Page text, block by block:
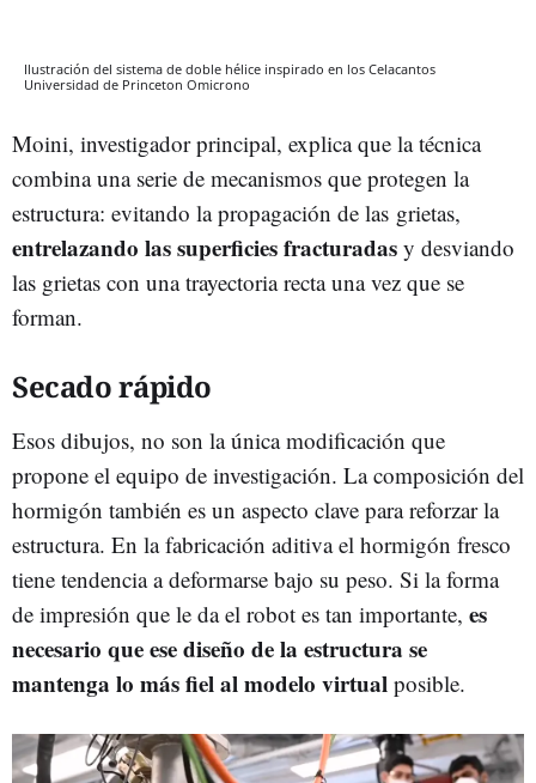
Ilustración del sistema de doble hélice inspirado en los Celacantos
Universidad de Princeton Omicrono
Moini, investigador principal, explica que la técnica
combina una serie de mecanismos que protegen la
estructura: evitando la propagación de las grietas,
entrelazando las superficies fracturadas y desviando
las grietas con una trayectoria recta una vez que se
forman.
Secado rápido
Esos dibujos, no son la única modificación que
propone el equipo de investigación. La composición del
hormigón también es un aspecto clave para reforzar la
estructura. En la fabricación aditiva el hormigón fresco
tiene tendencia a deformarse bajo su peso. Si la forma
de impresión que le da el robot es tan importante, es
necesario que ese diseño de la estructura se
mantenga lo más fiel al modelo virtual posible.